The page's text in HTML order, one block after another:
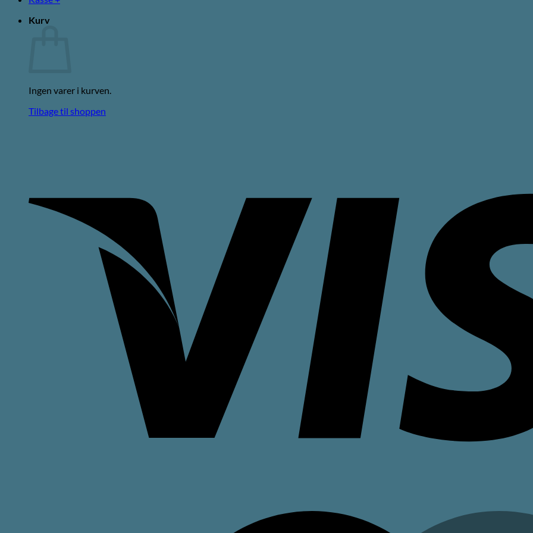
Kurv
Ingen varer i kurven.
Tilbage til shoppen